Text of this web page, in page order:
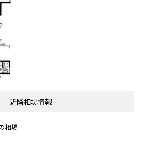
近隣相場情報
相場